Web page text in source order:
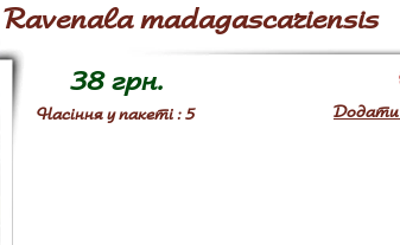
madagascariensis
38 грн.
Насіння у пакеті : 5 Додати